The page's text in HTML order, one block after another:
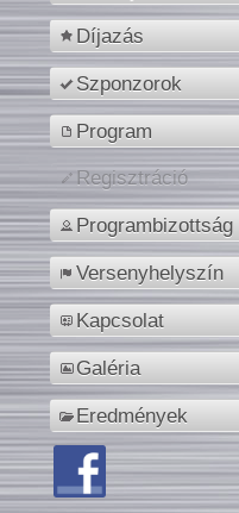
Díjazás
Szponzorok
Program
Regisztráció
Programbizottság
Versenyhelyszín
Kapcsolat
Galéria
Eredmények